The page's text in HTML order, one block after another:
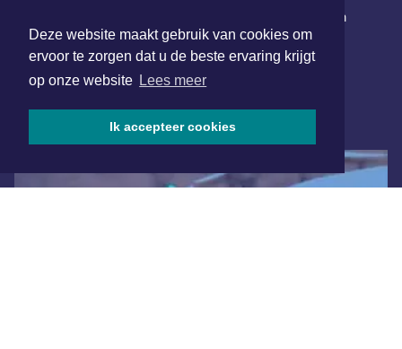
Deze website maakt gebruik van cookies om
ervoor te zorgen dat u de beste ervaring krijgt
op onze website Lees meer
Ik accepteer cookies
Schrijf je in voor onze nieuwsbrief en krijg wekelijks een
samenvatting van alle gebeurtenissen uit jouw regio.
Aanmelden
ONLINE DAGBLADEN